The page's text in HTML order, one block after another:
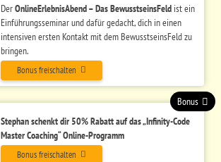
DerOnlineErlebnisAbend – Das BewusstseinsFeldist ein
Einführungsseminar und dafür gedacht, dich in einen
intensiven ersten Kontakt mit dem BewusstseinsFeld zu
bringen.
Bonus freischalten
Stephan schenkt dir 50% Rabatt auf das „Infinity-Code
Master Coaching“ Online-Programm
Bonus freischalten
Bonus